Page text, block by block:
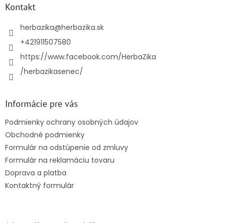
Kontakt
herbazika@herbazika.sk
+421911507580
https://www.facebook.com/HerbaZika
/herbazikasenec/
Informácie pre vás
Podmienky ochrany osobných údajov
Obchodné podmienky
Formulár na odstúpenie od zmluvy
Formulár na reklamáciu tovaru
Doprava a platba
Kontaktný formulár